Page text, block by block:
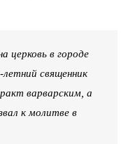
церковь в городе
священник
варварским, а
к молитве в